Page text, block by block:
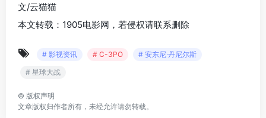
文/云猫猫
本文转载：1905电影网，若侵权请联系删除
# 影视资讯 # C-3PO
# 安东尼·丹尼尔斯
# 星球大战
© 版权声明
文章版权归作者所有，未经允许请勿转载。